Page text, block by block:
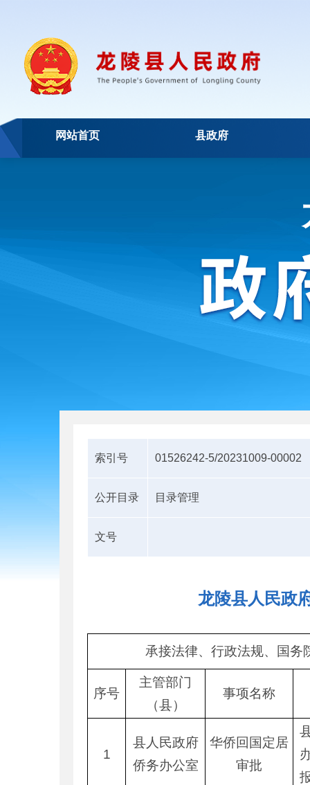
网站首页 县政府
索引号 01526242-5/20231009-00002
公开目录 目录管理
文号
龙陵县人民政
承接法律、行政法规、国务
序号
主管部门
（县）
事项名称
1
县人民政府
侨务办公室
华侨回国定居
审批